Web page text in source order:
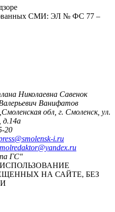
СМИ: ЭЛ № ФС 77 –
Николаевна Савенок
Ванифатов
обл, г. Смоленск, ул.
д.14а
20
i.ru
ГС"
НА САЙТЕ, БЕЗ